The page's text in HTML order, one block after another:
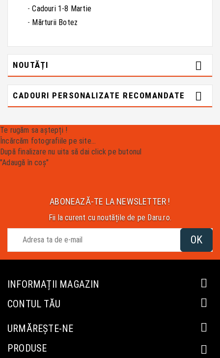
Cadouri 1-8 Martie
Mărturii Botez
NOUTĂȚI 
CADOURI PERSONALIZATE RECOMANDATE 
Te rugăm sa aștepți !
Încărcăm fotografiile pe site...
După finalizare nu uita să dai click pe butonul
"Adaugă în coș"
ABONEAZĂ-TE LA NEWSLETTER !
Fii la curent cu noutățile de pe Daru.ro.
INFORMAȚII MAGAZIN 
CONTUL TĂU 
URMĂREȘTE-NE 
PRODUSE 